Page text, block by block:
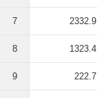
7 2332.9
8 1323.4
9 222.7